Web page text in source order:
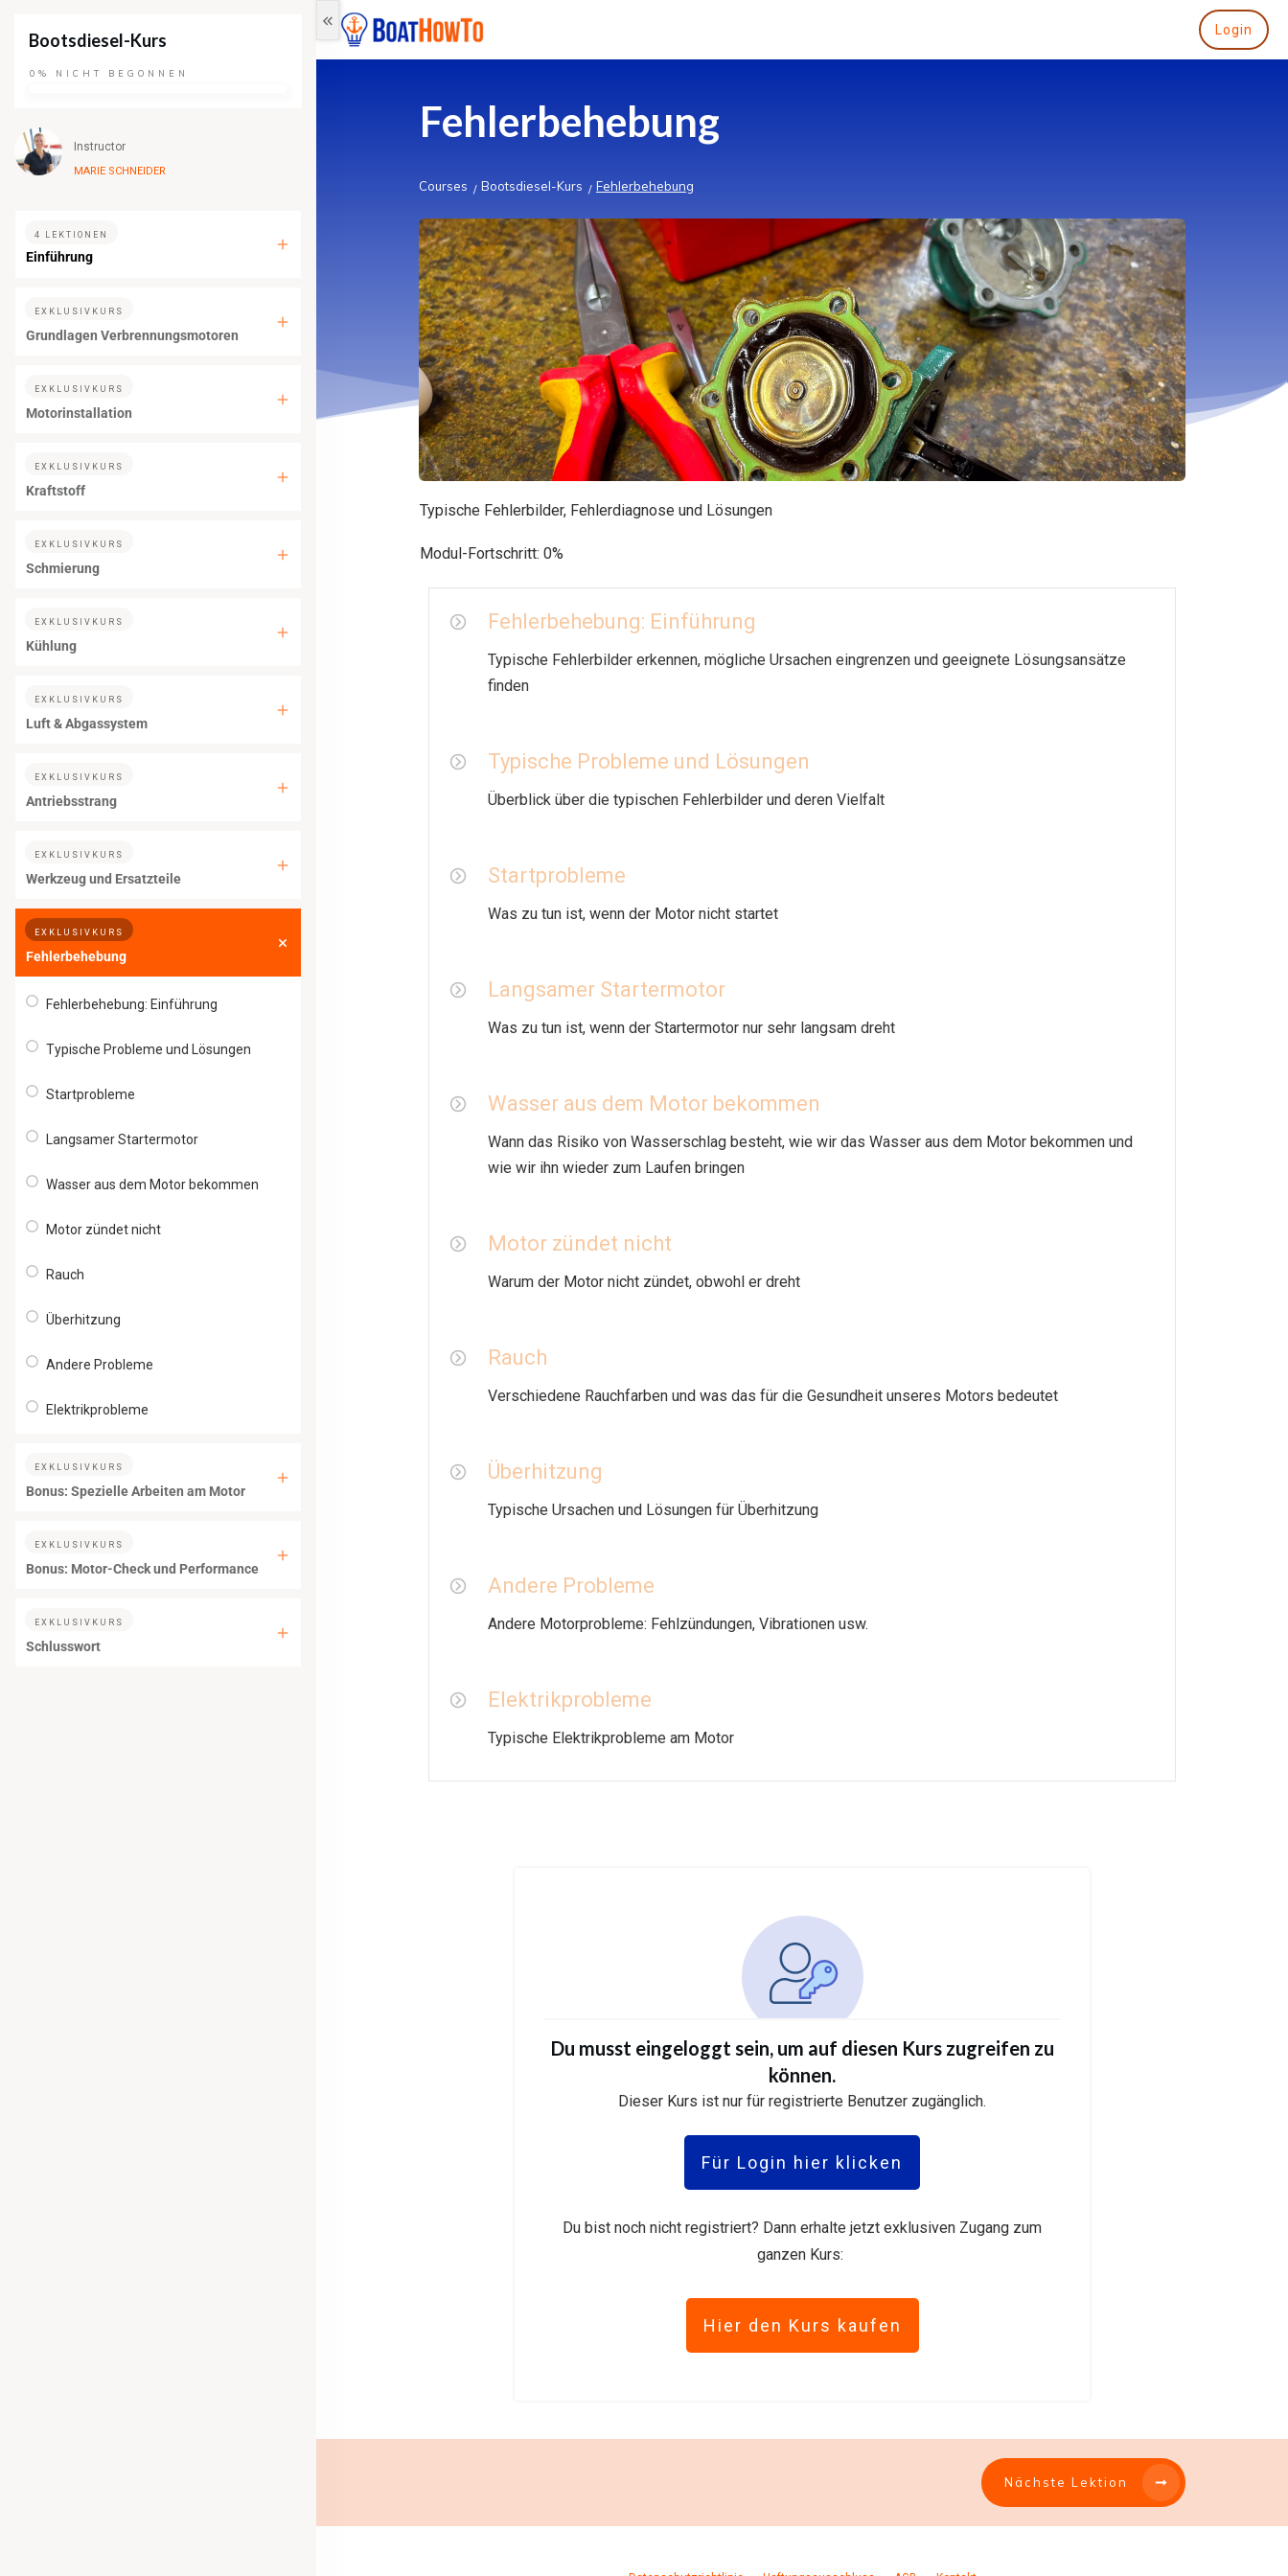
Login
Fehlerbehebung
Courses / Bootsdiesel-Kurs / Fehlerbehebung
Typische Fehlerbilder, Fehlerdiagnose und Lösungen
Modul-Fortschritt: 0%
Fehlerbehebung: Einführung
Typische Fehlerbilder erkennen, mögliche Ursachen eingrenzen und geeignete Lösungsansätze
finden
Typische Probleme und Lösungen
Überblick über die typischen Fehlerbilder und deren Vielfalt
Startprobleme
Was zu tun ist, wenn der Motor nicht startet
Langsamer Startermotor
Was zu tun ist, wenn der Startermotor nur sehr langsam dreht
Wasser aus dem Motor bekommen
Wann das Risiko von Wasserschlag besteht, wie wir das Wasser aus dem Motor bekommen und
wie wir ihn wieder zum Laufen bringen
Motor zündet nicht
Warum der Motor nicht zündet, obwohl er dreht
Rauch
Verschiedene Rauchfarben und was das für die Gesundheit unseres Motors bedeutet
Überhitzung
Typische Ursachen und Lösungen für Überhitzung
Andere Probleme
Andere Motorprobleme: Fehlzündungen, Vibrationen usw.
Elektrikprobleme
Typische Elektrikprobleme am Motor
Du musst eingeloggt sein, um auf diesen Kurs zugreifen zu
können.
Dieser Kurs ist nur für registrierte Benutzer zugänglich.
Für Login hier klicken
Du bist noch nicht registriert? Dann erhalte jetzt exklusiven Zugang zum
ganzen Kurs:
Hier den Kurs kaufen
Nächste Lektion
Bootsdiesel-Kurs
0% NICHT BEGONNEN
Instructor
MARIE SCHNEIDER
4 LEKTIONEN
Einführung
EXKLUSIVKURS
Grundlagen Verbrennungsmotoren
EXKLUSIVKURS
Motorinstallation
EXKLUSIVKURS
Kraftstoff
EXKLUSIVKURS
Schmierung
EXKLUSIVKURS
Kühlung
EXKLUSIVKURS
Luft & Abgassystem
EXKLUSIVKURS
Antriebsstrang
EXKLUSIVKURS
Werkzeug und Ersatzteile
EXKLUSIVKURS
Fehlerbehebung
Fehlerbehebung: Einführung
Typische Probleme und Lösungen
Startprobleme
Langsamer Startermotor
Wasser aus dem Motor bekommen
Motor zündet nicht
Rauch
Überhitzung
Andere Probleme
Elektrikprobleme
EXKLUSIVKURS
Bonus: Spezielle Arbeiten am Motor
EXKLUSIVKURS
Bonus: Motor-Check und Performance
EXKLUSIVKURS
Schlusswort